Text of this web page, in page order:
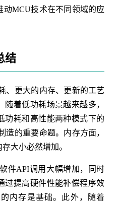
动MCU技术在不同领域的应
结
、更大的内存、更新的工艺
着低功耗场景越来越多，
功耗和高性能两种模式下的
造的重要命题。内存方面，
大小必然增加。
件API调用大幅增加，同时
过提高硬件性能补偿程序效
内存是基础。此外，随着